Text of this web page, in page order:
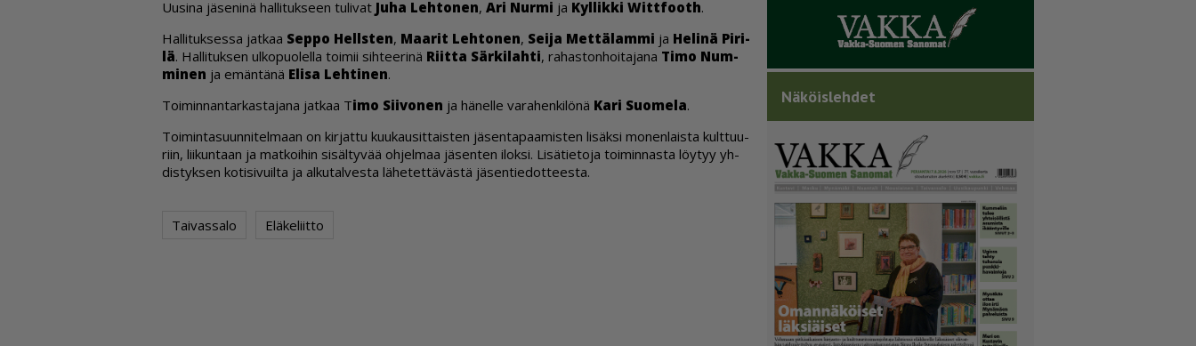
Uu­si­na jä­se­ni­nä hal­li­tuk­seen tu­li­vat Juha Leh­to­nen, Ari Nur­mi ja Kyl­lik­ki Wit­t­footh.
Hal­li­tuk­ses­sa jat­kaa Sep­po Hel­ls­ten, Maa­rit Leh­to­nen, Sei­ja Met­tä­lam­mi ja He­li­nä Pi­ri­
lä. Hal­li­tuk­sen ul­ko­puo­lel­la toi­mii sih­tee­ri­nä Riit­ta Sär­ki­lah­ti, ra­has­ton­hoi­ta­ja­na Timo Num­
mi­nen ja emän­tä­nä Eli­sa Leh­ti­nen.
Toi­min­nan­tar­kas­ta­ja­na jat­kaa Timo Sii­vo­nen ja hä­nel­le va­ra­hen­ki­lö­nä Kari Suo­me­la.
Toi­min­ta­suun­ni­tel­maan on kir­jat­tu kuu­kau­sit­tais­ten jä­sen­ta­paa­mis­ten li­säk­si mo­nen­lais­ta kult­tuu­
riin, lii­kun­taan ja mat­koi­hin si­säl­ty­vää oh­jel­maa jä­sen­ten ilok­si. Li­sä­tie­to­ja toi­min­nas­ta löy­tyy yh­
dis­tyk­sen ko­ti­si­vuil­ta ja al­ku­tal­ves­ta lä­he­tet­tä­väs­tä jä­sen­tie­dot­tees­ta.
Taivassalo Eläkeliitto
Näköislehdet